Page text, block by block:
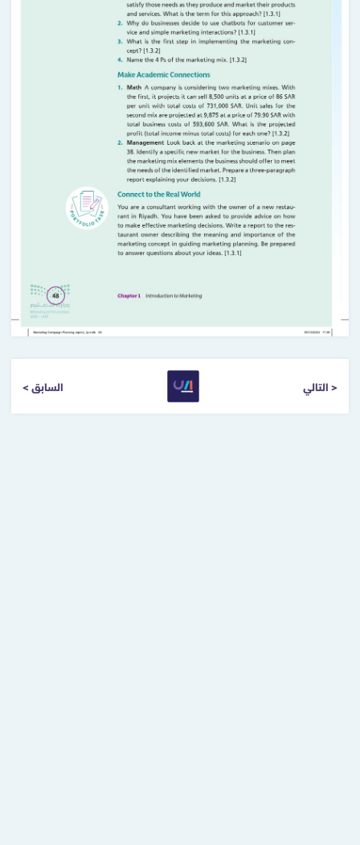
< السابق التالي >